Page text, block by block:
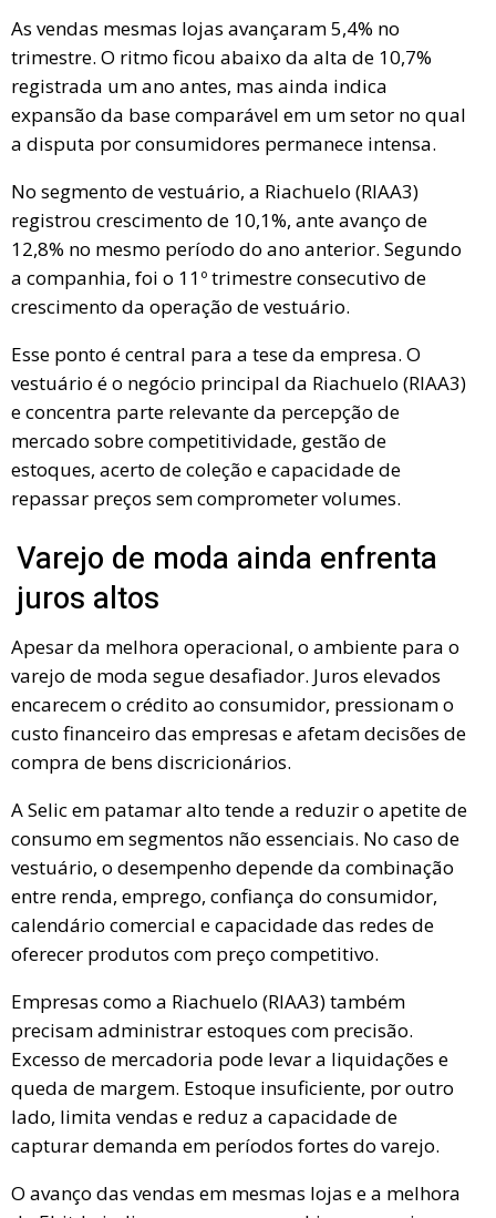
As vendas mesmas lojas avançaram 5,4% no
trimestre. O ritmo ficou abaixo da alta de 10,7%
registrada um ano antes, mas ainda indica
expansão da base comparável em um setor no qual
a disputa por consumidores permanece intensa.
No segmento de vestuário, a Riachuelo (RIAA3)
registrou crescimento de 10,1%, ante avanço de
12,8% no mesmo período do ano anterior. Segundo
a companhia, foi o 11º trimestre consecutivo de
crescimento da operação de vestuário.
Esse ponto é central para a tese da empresa. O
vestuário é o negócio principal da Riachuelo (RIAA3)
e concentra parte relevante da percepção de
mercado sobre competitividade, gestão de
estoques, acerto de coleção e capacidade de
repassar preços sem comprometer volumes.
Varejo de moda ainda enfrenta
juros altos
Apesar da melhora operacional, o ambiente para o
varejo de moda segue desafiador. Juros elevados
encarecem o crédito ao consumidor, pressionam o
custo financeiro das empresas e afetam decisões de
compra de bens discricionários.
A Selic em patamar alto tende a reduzir o apetite de
consumo em segmentos não essenciais. No caso de
vestuário, o desempenho depende da combinação
entre renda, emprego, confiança do consumidor,
calendário comercial e capacidade das redes de
oferecer produtos com preço competitivo.
Empresas como a Riachuelo (RIAA3) também
precisam administrar estoques com precisão.
Excesso de mercadoria pode levar a liquidações e
queda de margem. Estoque insuficiente, por outro
lado, limita vendas e reduz a capacidade de
capturar demanda em períodos fortes do varejo.
O avanço das vendas em mesmas lojas e a melhora